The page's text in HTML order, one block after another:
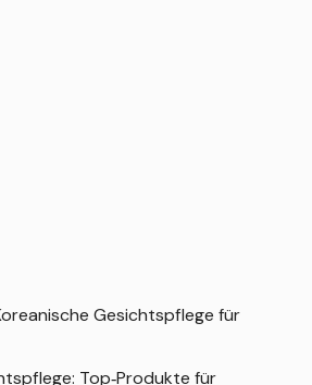
Gesichtspflege für
Top‑Produkte für